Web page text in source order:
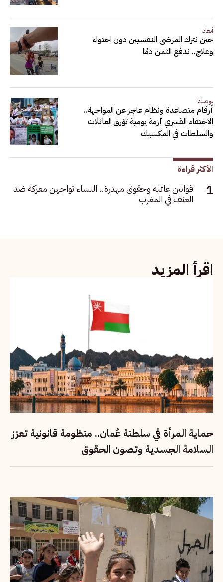
أبعاد
حين نترك المرضى النفسيين دون احتواء
وعلاج.. ندفع الثمن دمًا
بوصلة
أرقام متصاعدة ونظام عاجز عن المواجهة..
الاختفاء القسري أزمة يومية تؤرق العائلات
والسلطات في المكسيك
الأكثر قراءة
قوانين غائبة وحقوق مهدرة.. النساء تواجهن معركة ضد
العنف في المغرب
اقرأ المزيد
حماية المرأة في سلطنة عُمان.. منظومة قانونية تعزز
السلامة الجسدية وتصون الحقوق